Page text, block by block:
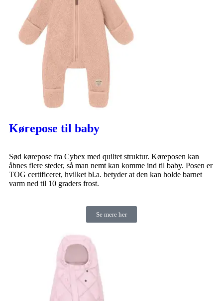
Kørepose til baby
Sød kørepose fra Cybex med quiltet struktur. Køreposen kan
åbnes flere steder, så man nemt kan komme ind til baby. Posen er
TOG certificeret, hvilket bl.a. betyder at den kan holde barnet
varm ned til 10 graders frost.
Se mere her